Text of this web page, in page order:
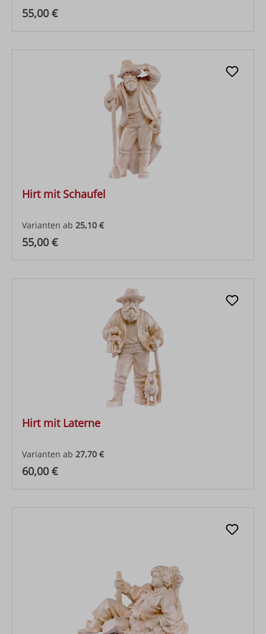
Regulärer Preis:
55,00 €
Hirt mit Schaufel
Varianten ab 25,10 €
Regulärer Preis:
55,00 €
Hirt mit Laterne
Varianten ab 27,70 €
Regulärer Preis:
60,00 €